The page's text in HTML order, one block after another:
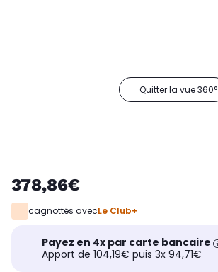
Quitter la vue 360°
378,86€
cagnottés avecLe Club+
Payez en 4x par carte bancaire
Apport de 104,19€ puis 3x 94,71€